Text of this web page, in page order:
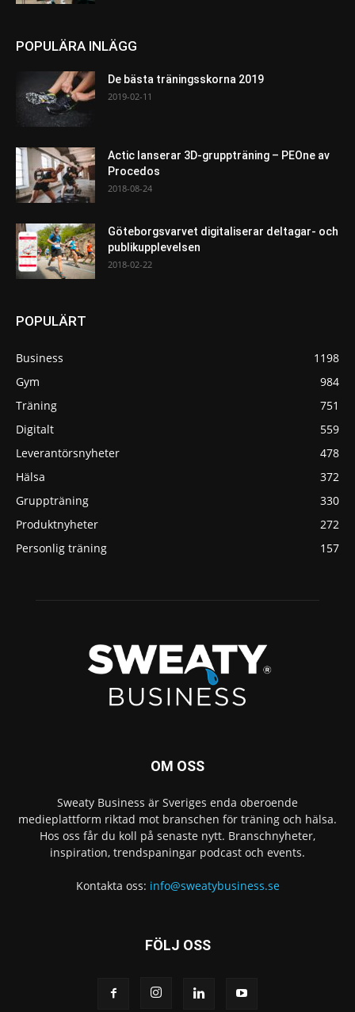
POPULÄRA INLÄGG
De bästa träningsskorna 2019
2019-02-11
Actic lanserar 3D-gruppträning – PEOne av
Procedos
2018-08-24
Göteborgsvarvet digitaliserar deltagar- och
publikupplevelsen
2018-02-22
POPULÄRT
Business
1198
Gym
984
Träning
751
Digitalt
559
Leverantörsnyheter
478
Hälsa
372
Gruppträning
330
Produktnyheter
272
Personlig träning
157
OM OSS
Sweaty Business är Sveriges enda oberoende
medieplattform riktad mot branschen för träning och hälsa.
Hos oss får du koll på senaste nytt. Branschnyheter,
inspiration, trendspaningar podcast och events.
Kontakta oss: info@sweatybusiness.se
FÖLJ OSS